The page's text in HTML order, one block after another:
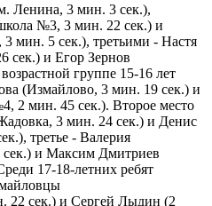
Ленина, 3 мин. 3 сек.),
№3, 3 мин. 22 сек.) и
мин. 5 сек.), третьими - Настя
сек.) и Егор Зернов
группе 15-16 лет
(Измайлово, 3 мин. 19 сек.) и
2 мин. 45 сек.). Второе место
3 мин. 24 сек.) и Денис
третье - Валерия
и Максим Дмитриев
17-18-летних ребят
22 сек.) и Сергей Лыдин (2